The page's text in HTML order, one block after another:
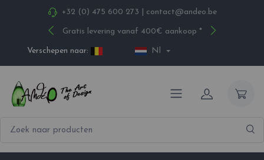
+32 (0) 475 600 273 contact@andeo.be
Gratis levering vanaf 400€ aankoop *
Verschepen naar: Nl